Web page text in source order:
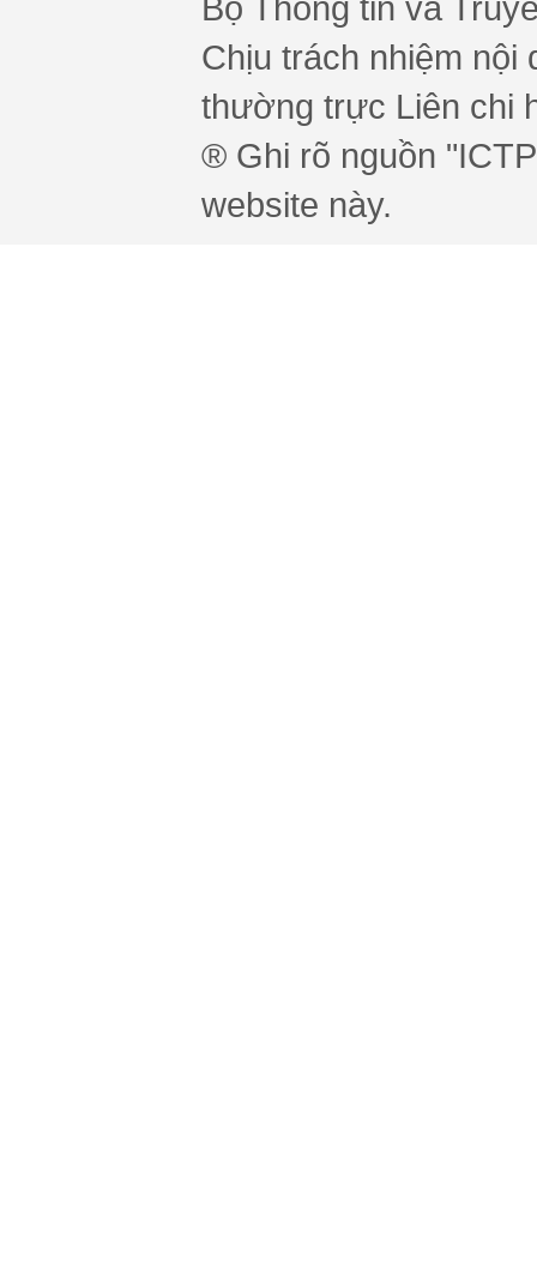
Chịu trách nhiệm nội
thường trực Liên chi
® Ghi rõ nguồn
website này.